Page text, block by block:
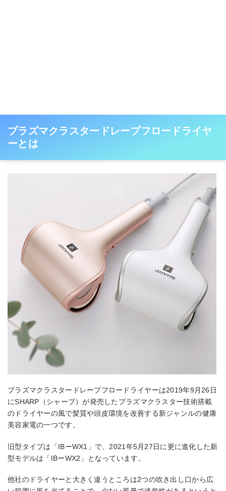
プラズマクラスタードレープフロードライヤ
ーとは
プラズマクラスタードレープフロードライヤーは2019年9月26日
にSHARP（シャープ）が発売したプラズマクラスター技術搭載
のドライヤーの風で髪質や頭皮環境を改善する新ジャンルの健康
美容家電の一つです。
旧型タイプは「IBーWX1」で、2021年5月27日に更に進化した新
型モデルは「IBーWX2」となっています。
他社のドライヤーと大きく違うところは2つの吹き出し口から広